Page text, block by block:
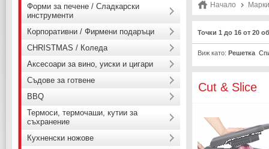
Начало Марки
Точки 1 до 16 от 20
Виж като: Решетка
Cut & Slice
Форми за печене / Сладкарски
инструменти
Корпоративни / Фирмени подаръци
CHRISTMAS / Коледа
Аксесоари за вино, уиски и цигари
Съдове за готвене
BBQ
Термоси, термочаши, кутии за
съхранение
Кухненски ножове